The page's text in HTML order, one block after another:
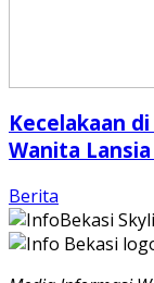
Kecelakaan
Wanita
Berita